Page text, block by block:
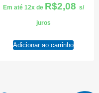
Em até 12x de R$2,08 s/
juros
Adicionar ao carrinho